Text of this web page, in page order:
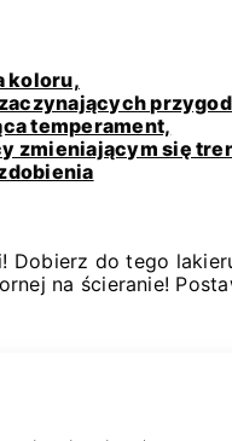
koloru,
temperament,
zmieniającym się
do tego
na ścieranie!